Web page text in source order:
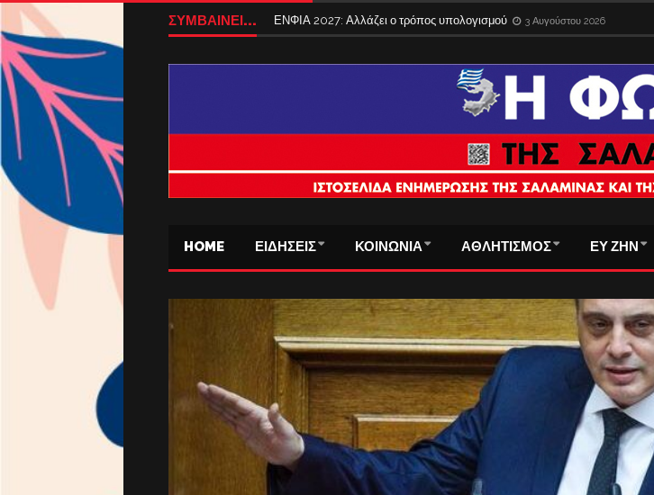
ΣΥΜΒΑΙΝΕΙ... ΕΝΦΙΑ 2027: Αλλάζει ο τρόπος υπολογισμού 3 Αυγούστου 2026
HOME ΕΙΔΗΣΕΙΣ ΚΟΙΝΩΝΙΑ ΑΘΛΗΤΙΣΜΟΣ ΕΥ ΖΗΝ